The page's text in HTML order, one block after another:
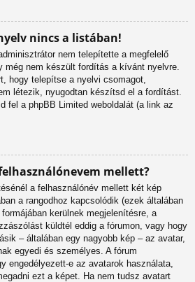
nincs a listában!
nem telepítette a megfelelő
még nem készült fordítás a kívánt nyelvre.
hogy telepítse a nyelvi csomagot,
létezik, nyugodtan készítsd el a fordítást.
fel a phpBB Limited weboldalát (a link az
mellett?
a felhasználónév mellett két kép
a rangodhoz kapcsolódik (ezek általában
kerülnek megjelenítésre, a
küldtél eddig a fórumon, vagy hogy
– általában egy nagyobb kép – az avatar,
egyedi és személyes. A fórum
engedélyezett-e az avatarok használata,
ezt a képet. Ha nem tudsz avatart